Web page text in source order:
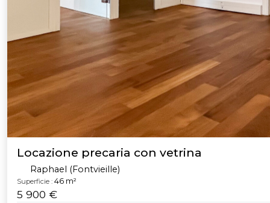
Locazione precaria con vetrina
Raphael (Fontvieille)
Superficie : 46 m²
5 900 €